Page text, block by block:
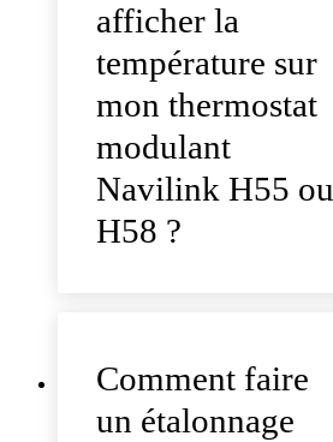
afficher la
température sur
mon thermostat
modulant
Navilink H55 ou
H58 ?
Comment faire
un étalonnage